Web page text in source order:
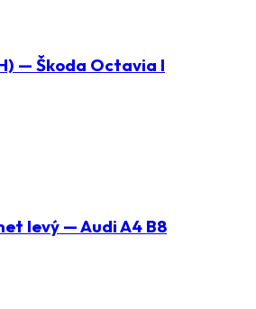
— Škoda Octavia I
levý — Audi A4 B8